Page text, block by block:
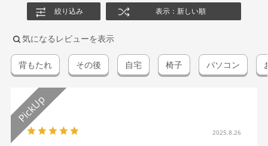
絞り込み 表示：新しい順
気になるレビューを表示
背もたれ その後 自宅 椅子 パソコン
2025.8.26